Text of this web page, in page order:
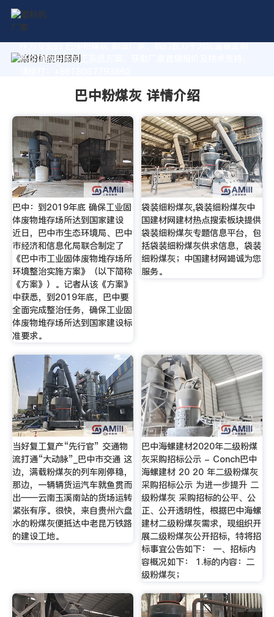
作为专业的 巴中粉煤灰 制造厂家，我们致力于为您量身定制
高价值的粉体加工系统方案。获取厂家直销报价及技术支持，
巴中粉煤灰 详情介绍
巴中：到2019年底 确保工业固
体废物堆存场所达到国家建设
近日，巴中市生态环境局、巴中
市经济和信息化局联合制定了
《巴中市工业固体废物堆存场所
环境整治实施方案》（以下简称
《方案》）。记者从该《方案》
中获悉，到2019年底，巴中要
全面完成整治任务，确保工业固
体废物堆存场所达到国家建设标
准要求。
袋装细粉煤灰,袋装细粉煤灰中
国建材网建材热点搜索板块提供
袋装细粉煤灰专题信息平台，包
括袋装细粉煤灰供求信息，袋装
细粉煤灰；中国建材网竭诚为您
服务。
当好复工复产“先行官” 交通物
流打通“大动脉”_巴中市交通 这
边，满载粉煤灰的列车刚停稳，
那边，一辆辆货运汽车就鱼贯而
出——云南玉溪南站的货场运转
紧张有序。很快，来自贵州六盘
水的粉煤灰便抵达中老昆万铁路
的建设工地。
巴中海螺建材2020年二级粉煤
灰采购招标公示 - Conch巴中
海螺建材 20 20 年二级粉煤灰
采购招标公示 为进一步提升 二
级粉煤灰 采购招标的公平、公
正、公开透明性，根据巴中海螺
建材二级粉煤灰需求，现组织开
展二级粉煤灰公开招标，特将招
标事宜公告如下： 一、招标内
容概况如下： 1.标的内容：二
级粉煤灰；